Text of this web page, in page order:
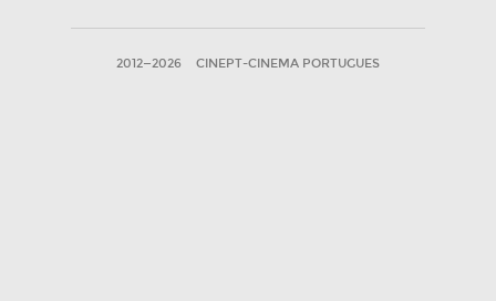
2012—2026 CINEPT-CINEMA PORTUGUES